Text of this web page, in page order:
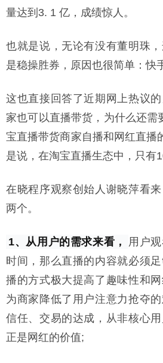
量达到3. 1 亿，成绩惊人。
也就是说，无论有没有董明珠
是稳操胜券，原因也很简单：快
这也直接回答了近期网上热议
家也可以直播带货，为什么还需
宝直播带货商家自播和网红直播
是说，在淘宝直播生态中，只有
在晓程序观察创始人谢晓萍看
两个。
1、从用户的需求来看，
用户
时间，那么直播的内容就必须
播的方式极大提高了趣味性和网
为商家降低了用户注意力抢夺
信任、交易的达成，从非核心
正是网红的价值;